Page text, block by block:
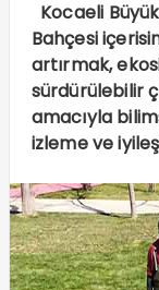
Kocaeli
Bahçesi
artırmak,
sürdürülebilir
amacıyla
izleme ve